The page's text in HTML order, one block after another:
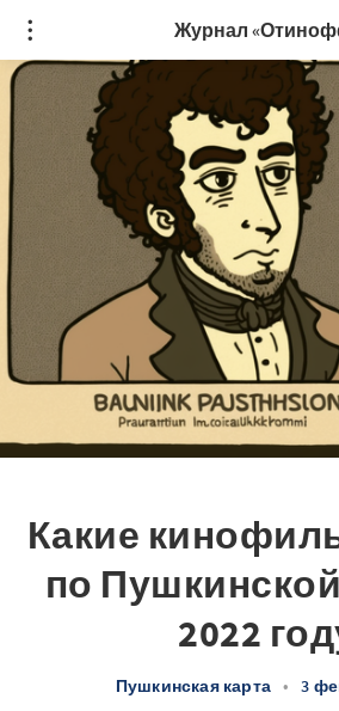
Журнал
Какие
по
2022
Пушкинская карта • 3